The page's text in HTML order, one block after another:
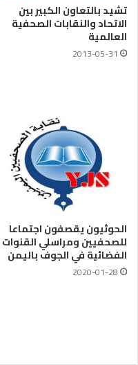
تشيد بالتعاون الكبير بين
الاتحاد والنقابات الصحفية
العالمية
2013-05-31
الحوثيون يقصفون اجتماعا
للصحفيين ومراسلي القنوات
الفضائية في الجوف باليمن
2020-01-28